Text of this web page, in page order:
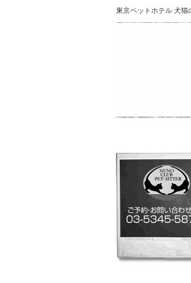
東京ペットホテル 犬猫